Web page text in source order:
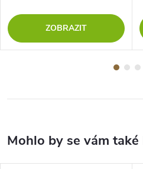
ZOBRAZIT